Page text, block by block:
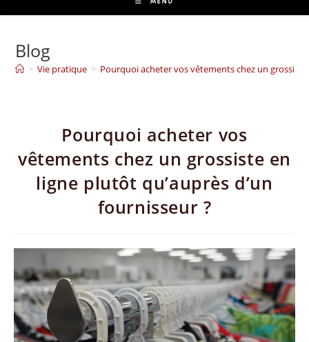
Blog
> Vie pratique > Pourquoi acheter vos vêtements chez un
Pourquoi acheter vos
vêtements chez un grossiste en
ligne plutôt qu’auprès d’un
fournisseur ?